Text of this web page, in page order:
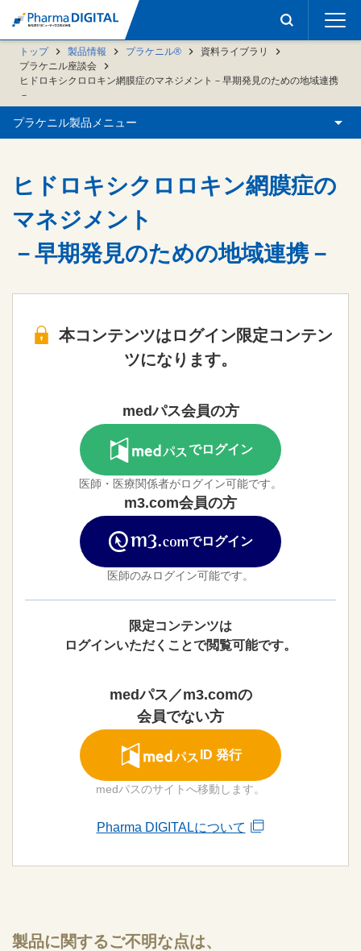
トップ 製品情報 プラケニル®
資料ライブラリ
プラケニル座談会
ヒドロキシクロロキン網膜症のマネジメント－早期発見のための地域連携
－
プラケニル製品メニュー
ヒドロキシクロロキン網膜症の
マネジメント
－早期発見のための地域連携－
本コンテンツはログイン限定コンテン
ツになります。
medパス会員の方
でログイン
医師・医療関係者がログイン可能です。
m3.com会員の方
でログイン
医師のみログイン可能です。
限定コンテンツは
ログインいただくことで閲覧可能です。
medパス／m3.comの
会員でない方
ID 発行
medパスのサイトへ移動します。
Pharma DIGITALについて
製品に関するご不明な点は、